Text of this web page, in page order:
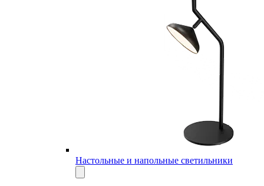
Настольные и напольные светильники